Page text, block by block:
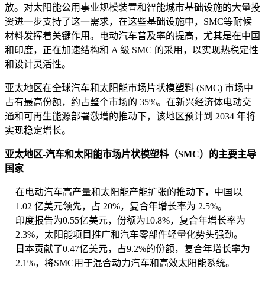
放。对太阳能公用事业规模装置和智能城市基础设施的大量投
资进一步支持了这一需求，在这些基础设施中，SMC等耐候
材料发挥着关键作用。电动汽车普及率的提高，尤其是在中国
和印度，正在加速结构和 A 级 SMC 的采用，以实现热稳定性
和设计灵活性。
亚太地区在全球汽车和太阳能市场片状模塑料 (SMC) 市场中
占有最高份额，约占整个市场的 35%。在新兴经济体电动交
通和可再生能源部署激增的推动下，该地区预计到 2034 年将
实现稳定增长。
亚太地区-汽车和太阳能市场片状模塑料（SMC）的主要主导
国家
在电动汽车高产量和太阳能产能扩张的推动下，中国以
1.02 亿美元领先，占 20%，复合年增长率为 2.5%。
印度报告为0.55亿美元，份额为10.8%，复合年增长率为
2.3%，太阳能项目推广和汽车零部件轻量化势头强劲。
日本贡献了0.47亿美元，占9.2%的份额，复合年增长率为
2.1%，将SMC用于混合动力汽车和高效太阳能系统。